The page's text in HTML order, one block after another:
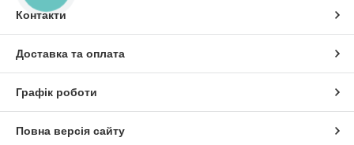
Контакти
Доставка та оплата
Графік роботи
Повна версія сайту